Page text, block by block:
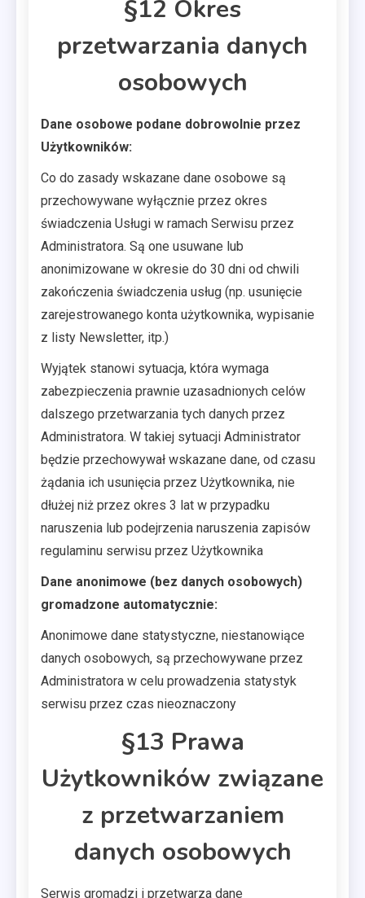
§12 Okres
przetwarzania danych
osobowych
Dane osobowe podane dobrowolnie przez
Użytkowników:
Co do zasady wskazane dane osobowe są
przechowywane wyłącznie przez okres
świadczenia Usługi w ramach Serwisu przez
Administratora. Są one usuwane lub
anonimizowane w okresie do 30 dni od chwili
zakończenia świadczenia usług (np. usunięcie
zarejestrowanego konta użytkownika, wypisanie
z listy Newsletter, itp.)
Wyjątek stanowi sytuacja, która wymaga
zabezpieczenia prawnie uzasadnionych celów
dalszego przetwarzania tych danych przez
Administratora. W takiej sytuacji Administrator
będzie przechowywał wskazane dane, od czasu
żądania ich usunięcia przez Użytkownika, nie
dłużej niż przez okres 3 lat w przypadku
naruszenia lub podejrzenia naruszenia zapisów
regulaminu serwisu przez Użytkownika
Dane anonimowe (bez danych osobowych)
gromadzone automatycznie:
Anonimowe dane statystyczne, niestanowiące
danych osobowych, są przechowywane przez
Administratora w celu prowadzenia statystyk
serwisu przez czas nieoznaczony
§13 Prawa
Użytkowników związane
z przetwarzaniem
danych osobowych
Serwis gromadzi i przetwarza dane